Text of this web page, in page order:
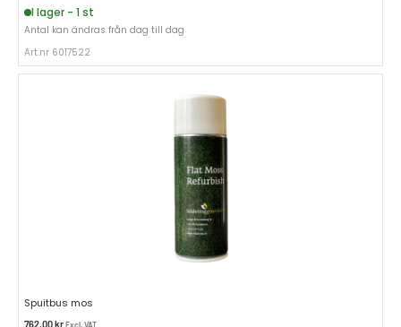
I lager - 1 st
Antal kan ändras från dag till dag
Art.nr 6017522
Spuitbus mos
762,00krExcl. VAT